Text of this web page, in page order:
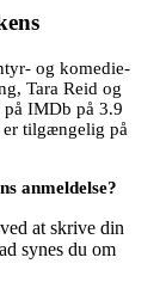
og komedie-
Tara Reid og
på IMDb på 3.9
er tilgængelig på
anmeldelse?
at skrive din
synes du om